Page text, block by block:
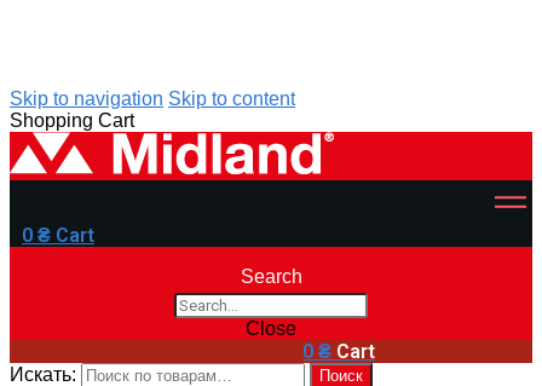
Skip to navigation Skip to content
Shopping Cart
0 ₴ Cart
Search
Close
0₴ Cart
Искать: Поиск